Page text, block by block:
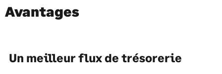
Avantages
Un meilleur flux de trésorerie